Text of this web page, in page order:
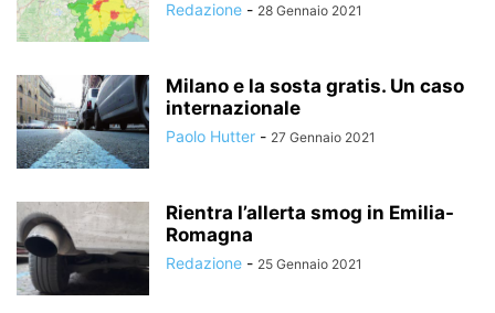
Redazione - 28 Gennaio 2021
Milano e la sosta gratis. Un caso
internazionale
Paolo Hutter - 27 Gennaio 2021
Rientra l’allerta smog in Emilia-
Romagna
Redazione - 25 Gennaio 2021